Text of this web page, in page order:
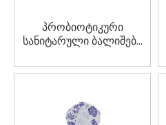
პრობიოტიკური
სანიტარული ბალიშები
პერფორირებული ზედა
მწარმოებელი